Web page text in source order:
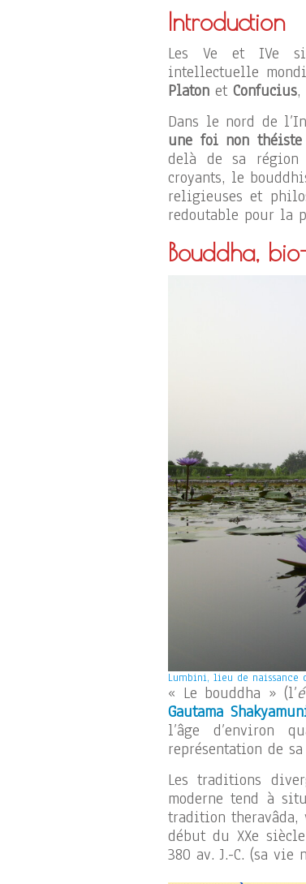
Introduction
Les Ve et IVe
intellectuelle
Platon et Confucius,
Dans le nord de
une foi non
delà de sa
croyants, le
religieuses et
redoutable pour la
Bouddha,
Lumbini, lieu de naissance
« Le bouddha » (l’
Gautama
l’âge d’environ
représentation de
Les traditions
moderne tend à
tradition theravâda,
début du XXe
380 av. J.-C. (sa vie